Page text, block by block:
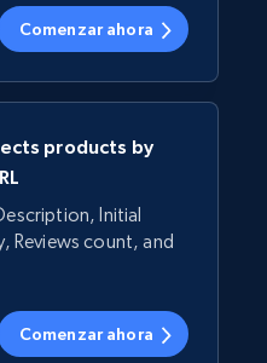
Comenzar ahora
products by
Initial
Reviews count, and
Comenzar ahora